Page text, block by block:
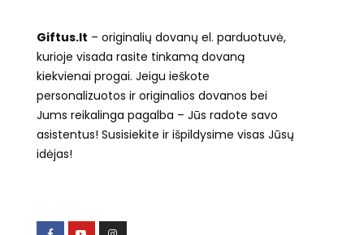
Giftus.lt – originalių dovanų el. parduotuvė,
kurioje visada rasite tinkamą dovaną
kiekvienai progai. Jeigu ieškote
personalizuotos ir originalios dovanos bei
Jums reikalinga pagalba – Jūs radote savo
asistentus! Susisiekite ir išpildysime visas Jūsų
idėjas!